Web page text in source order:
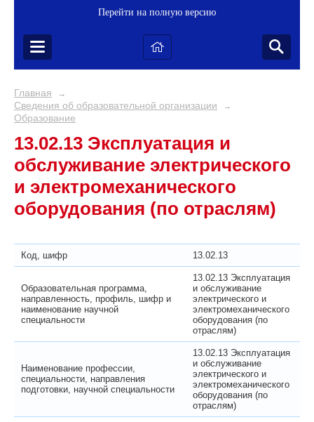
Перейти на полную версию
Главная →
Сведения об образовательной организации →
Образование
13.02.13 Эксплуатация и
обслуживание электрического
и электромеханического
оборудования (по отраслям)
Код, шифр 13.02.13
Образовательная программа,
направленность, профиль, шифр и
наименование научной
специальности
13.02.13 Эксплуатация
и обслуживание
электрического и
электромеханического
оборудования (по
отраслям)
Наименование профессии,
специальности, направления
подготовки, научной специальности
13.02.13 Эксплуатация
и обслуживание
электрического и
электромеханического
оборудования (по
отраслям)